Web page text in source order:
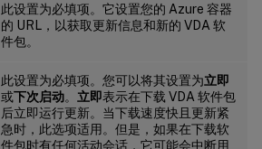
此设置为必填项。它设置您的 Azure 容器
的 URL，以获取更新信息和新的 VDA 软
件包。
此设置为必填项。您可以将其设置为立即
或下次启动。 立即表示在下载 VDA 软件包
后立即运行更新。当下载速度快且更新紧
急时，此选项适用。但是，如果在下载软
件包时有任何活动会话，它可能会中断用